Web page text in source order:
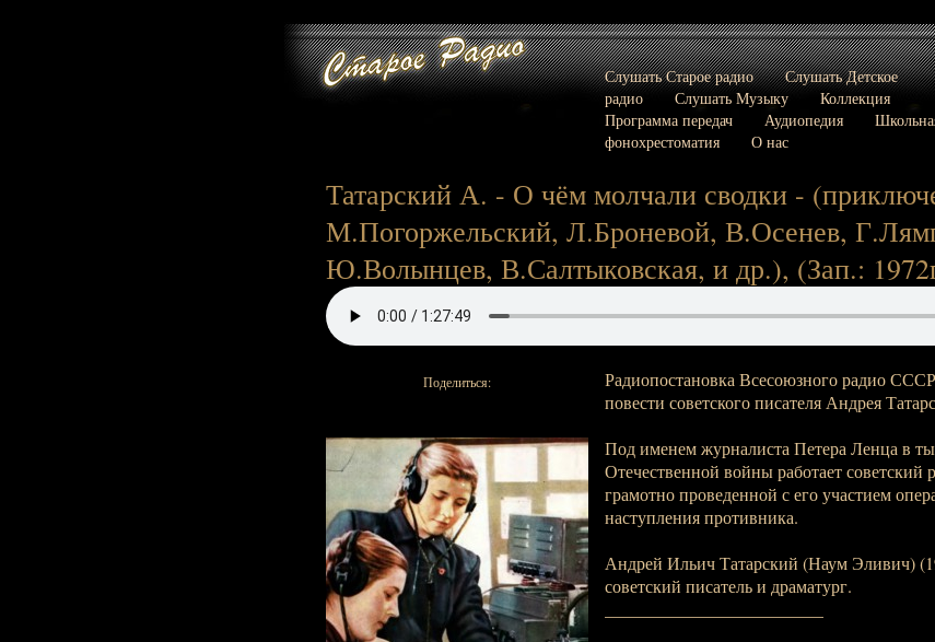
Слушать Старое радио
Слушать Детское
радио
Слушать Музыку
Коллекция
Программа передач
Аудиопедия
фонохрестоматия
О нас
Татарский А. - О чём молчали сводки -
М.Погоржельский, Л.Броневой, В.Осенев,
Ю.Волынцев, В.Салтыковская, и др.), (Зап.:
Поделиться:
Радиопостановка Всесоюзного радио
повести советского писателя Андрея
Под именем журналиста Петера Ленца в
Отечественной войны работает советский
грамотно проведенной с его участием
наступления противника.
Андрей Ильич Татарский (Наум Эливич)
советский писатель и драматург.